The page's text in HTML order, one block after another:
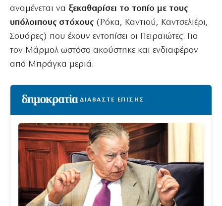
αναμένεται να ξεκαθαρίσει το τοπίο με τους
υπόλοιπους στόχους (Ρόκα, Καντιού, Καντσελιέρι,
Σουάρες) που έχουν εντοπίσει οι Πειραιώτες. Για
τον Μάρμολ ωστόσο ακούστηκε και ενδιαφέρον
από Μπράγκα μεριά.
ΔΙΑΒΑΣΤΕ ΕΠΙΣΗΣ